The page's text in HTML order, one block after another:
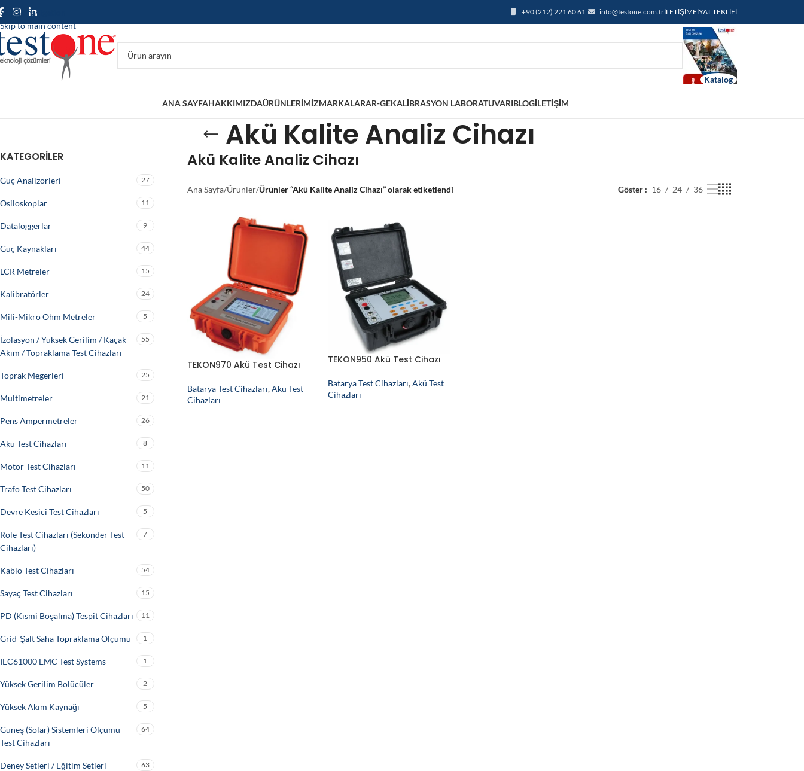
Skip to navigation
Skip to main content
+90 (212) 221 60 61 info@testone.com.trİLETIŞIMFIYAT TEKLIFI
ANA SAYFAHAKKIMIZDAÜRÜNLERIMIZMARKALARAR-GEKALIBRASYON LABORATUVARIBLOGİLETIŞIM
Akü Kalite Analiz Cihazı
KATEGORILER
Güç Analizörleri 27
Osiloskoplar 11
Dataloggerlar 9
Güç Kaynakları 44
LCR Metreler 15
Kalibratörler 24
Mili-Mikro Ohm Metreler 5
İzolasyon / Yüksek Gerilim / Kaçak
Akım / Topraklama Test Cihazları
55
Toprak Megerleri 25
Multimetreler 21
Pens Ampermetreler 26
Akü Test Cihazları 8
Motor Test Cihazları 11
Trafo Test Cihazları 50
Devre Kesici Test Cihazları 5
Röle Test Cihazları (Sekonder Test
Cihazları)
7
Kablo Test Cihazları 54
Sayaç Test Cihazları 15
PD (Kısmi Boşalma) Tespit Cihazları 11
Grid-Şalt Saha Topraklama Ölçümü 1
IEC61000 EMC Test Systems 1
Yüksek Gerilim Bolücüler 2
Yüksek Akım Kaynağı 5
Güneş (Solar) Sistemleri Ölçümü
Test Cihazları
64
Deney Setleri / Eğitim Setleri 63
Akü Kalite Analiz Cihazı
Ana Sayfa/Ürünler/Ürünler “Akü Kalite Analiz Cihazı” olarak etiketlendi Göster 16 24 36
TEKON970 Akü Test Cihazı
Batarya Test Cihazları,Akü Test
Cihazları
TEKON950 Akü Test Cihazı
Batarya Test Cihazları,Akü Test
Cihazları